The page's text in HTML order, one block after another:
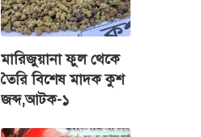
মারিজুয়ানা ফুল থেকে
তৈরি বিশেষ মাদক কুশ
জব্দ,আটক-১